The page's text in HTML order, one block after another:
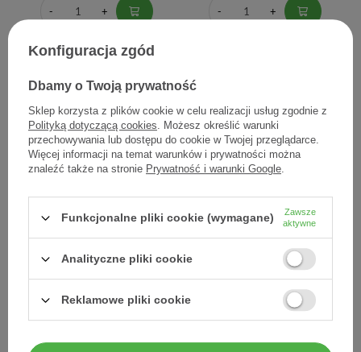
opatrunkowe jałowe, 7,2 x
5 cm, 50 sztuk
32,40 zł
0,65 zł / szt.
opatrunkowe jałowe, 8 x 6
cm, 50 sztuk
61,79 zł
1,24 zł / szt.
Konfiguracja zgód
Dbamy o Twoją prywatność
Sklep korzysta z plików cookie w celu realizacji usług zgodnie z
Polityką dotyczącą cookies. Możesz określić warunki
przechowywania lub dostępu do cookie w Twojej przeglądarce.
Więcej informacji na temat warunków i prywatności można
znaleźć także na stronie Prywatność i warunki Google.
Funkcjonalne pliki cookie (wymagane)
Zawsze
aktywne
Analityczne pliki cookie
Reklamowe pliki cookie